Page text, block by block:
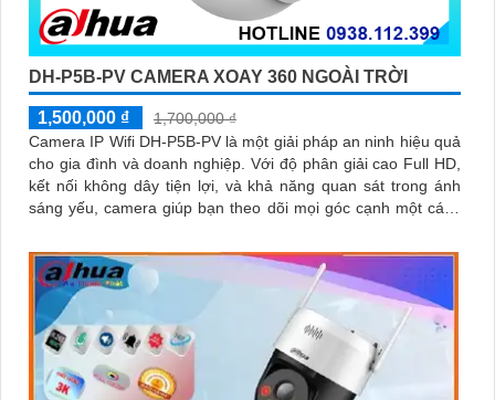
DH-P5B-PV CAMERA XOAY 360 NGOÀI TRỜI
1,500,000 ₫
1,700,000 ₫
Camera IP Wifi DH-P5B-PV là một giải pháp an ninh hiệu quả
cho gia đình và doanh nghiệp. Với độ phân giải cao Full HD,
kết nối không dây tiện lợi, và khả năng quan sát trong ánh
sáng yếu, camera giúp bạn theo dõi mọi góc cạnh một cách